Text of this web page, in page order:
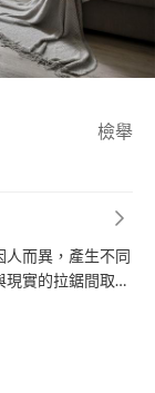
檢舉
人而異，產生不同
實的拉鋸間取得
： 舉凡順利簽約
中心的小朋友
享行善的喜悅，